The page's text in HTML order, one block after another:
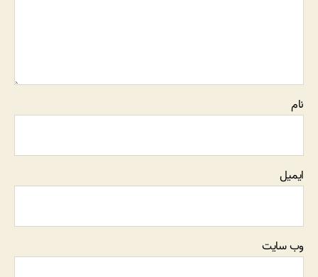
نام
ایمیل
وب‌ سایت